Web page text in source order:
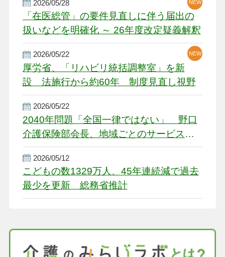
2026/05/28
「在医総管」の要件見直しに伴う届出の
扱いなどを明確化 ～ 26年度改定疑義解釈
NEW
NEW
2026/05/22
厚労省、「リハビリ統括調整室」を新
設 法施行から約60年 制度見直し視野
NEW
2026/05/22
2040年問題「全国一律ではない」 野口
介護保険部会長、地域ごとのサービス基
盤整備を促す
2026/05/12
こどもの数1329万人、45年連続減で過去
最少を更新 総務省推計